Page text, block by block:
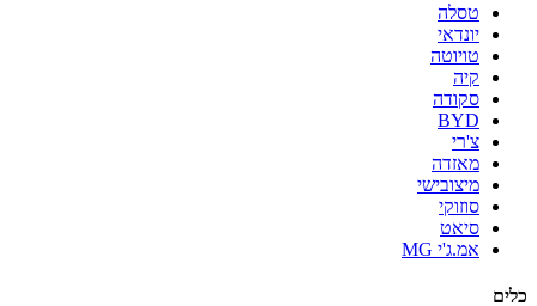
טסלה
יונדאי
טויוטה
קיה
סקודה
BYD
צ'רי
מאזדה
מיצובישי
סוזוקי
סיאט
אמ.ג'י MG
כלים